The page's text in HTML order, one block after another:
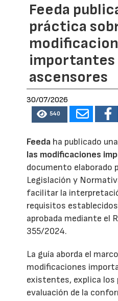
Feeda
práctica
importantes
ascensores
30/07/2026
540
Feeda ha publicado una
las modificaciones
documento elaborado
Legislación y
facilitar la
requisitos establecidos
aprobada mediante el
355/2024.
La guía aborda el
modificaciones
existentes, explica los
evaluación de la